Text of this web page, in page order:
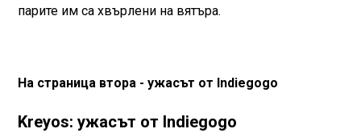
парите им са хвърлени на вятъра.
На страница втора - ужасът от Indiegogo
Kreyos: ужасът от Indiegogo